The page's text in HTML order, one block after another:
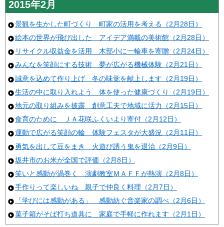
2015年2月
景観を生かした町づくり 町家の活用を考える（2月28日）
絵本の世界が飛び出した アイデア満載の美術館（2月28日）
リサイクル収益金を活用 木部小に一輪車を寄贈（2月24日）
みんなを笑顔にする技術 夢が広がる機械体験（2月21日）
誠意を込めて作り上げ 冬の味覚を献上します（2月19日）
生活の中に取り入れよう 体を使った健康づくり（2月19日）
地元の取り組みを披露 創意工夫で地域に活力（2月15日）
食育のために ＪＡ花咲ふくいより寄付（2月12日）
運動で広がる笑顔の輪 体験フェスタが大盛況（2月11日）
勇気を出して豆をまき 火遊び誘う鬼を退治（2月9日）
坂井市のお米が全国で評価（2月8日）
笑いと感動が渦巻く 演劇教室ＭＡＦＦが熱演（2月8日）
手作りって楽しいね 親子で仲良く料理（2月7日）
「学びには感動がある」 感動紡ぐ音楽家の調べ（2月6日）
菓子箱がそば打ち道具に 家庭で手軽に作れます（2月1日）